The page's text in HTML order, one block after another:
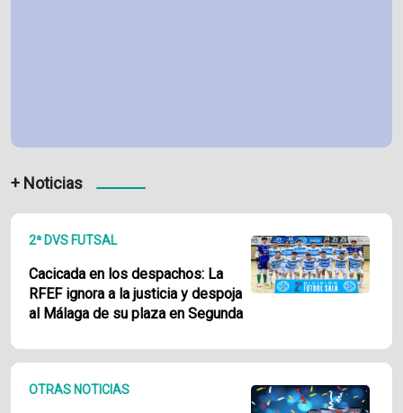
+ Noticias
2ª DVS FUTSAL
Cacicada en los despachos: La
RFEF ignora a la justicia y despoja
al Málaga de su plaza en Segunda
OTRAS NOTICIAS